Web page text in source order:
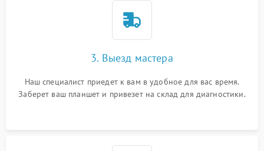
3. Выезд мастера
Наш специалист приедет к вам в удобное для вас время.
Заберет ваш планшет и привезет на склад для диагностики.